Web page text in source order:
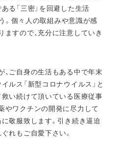
る「三密」を回避した生活
。個々人の取組みや意識が感
すので、充分に注意していき
ご自身の生活もある中で年末
ルス「新型コロナウイルス」と
い続けて頂いている医療従事
やワクチンの開発に尽力して
敬服致します。引き続き逼迫
れもご自愛下さい。